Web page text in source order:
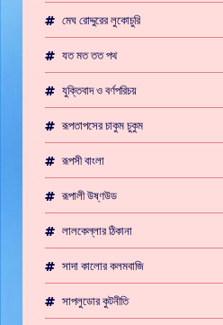
মেঘ রোদ্দুরের লুকোচুরি
যত মত তত পথ
যুক্তিবাদ ও বর্ণপরিচয়
রূপতাপসের চাকুম চুকুম
রূপসী বাংলা
রূপালী উষ্ণউড
লালকেল্লার ঠিকানা
সাদা কালোর কলমবাজি
সাপলুডোর কুটনীতি